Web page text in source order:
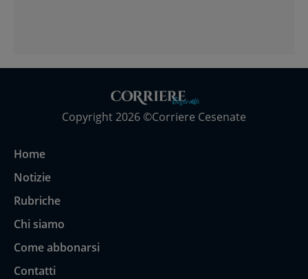
Copyright 2026 ©Corriere Cesenate
Home
Notizie
Rubriche
Chi siamo
Come abbonarsi
Contatti